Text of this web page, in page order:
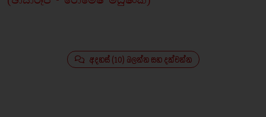
අදහස් (10) බලන්න සහ දක්වන්න